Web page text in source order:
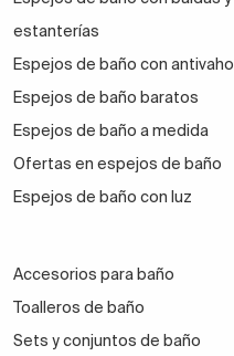
estanterías
Espejos de baño con antivaho
Espejos de baño baratos
Espejos de baño a medida
Ofertas en espejos de baño
Espejos de baño con luz
Accesorios para baño
Toalleros de baño
Sets y conjuntos de baño